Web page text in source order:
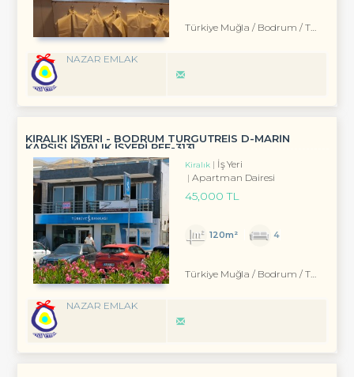
Türkiye Muğla / Bodrum / Turgutreis
NAZAR EMLAK
KİRALIK İŞYERİ - BODRUM TURGUTREİS D-MARİN
KARŞISI KİRALIK İŞYERİ REF-3131
Kiralık
İş Yeri
Apartman Dairesi
45,000 TL
120m² 4
Türkiye Muğla / Bodrum / Turgutreis
NAZAR EMLAK